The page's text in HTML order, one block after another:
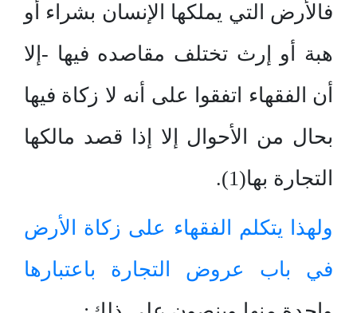
فالأرض التي يملكها الإنسان بشراء أو
هبة أو إرث تختلف مقاصده فيها -إلا
أن الفقهاء اتفقوا على أنه لا زكاة فيها
بحال من الأحوال إلا إذا قصد مالكها
التجارة بها(1).
ولهذا يتكلم الفقهاء على زكاة الأرض
في باب عروض التجارة باعتبارها